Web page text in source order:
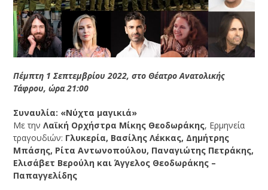
Πέμπτη 1 Σεπτεμβρίου 2022, στο Θέατρο Ανατολικής
Τάφρου, ώρα 21:00
Συναυλία: «Νύχτα μαγικιά»
Με τηνΛαϊκή Ορχήστρα Μίκης Θεοδωράκης, Ερμηνεία
τραγουδιών: Γλυκερία, Βασίλης Λέκκας, Δημήτρης
Μπάσης, Ρίτα Αντωνοπούλου, Παναγιώτης Πετράκης,
Ελισάβετ Βερούλη και Άγγελος Θεοδωράκης –
Παπαγγελίδης